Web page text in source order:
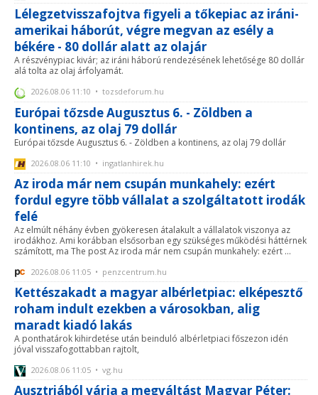
Lélegzetvisszafojtva figyeli a tőkepiac az iráni-
amerikai háborút, végre megvan az esély a
békére - 80 dollár alatt az olajár
A részvénypiac kivár; az iráni háború rendezésének lehetősége 80 dollár
alá tolta az olaj árfolyamát.
2026.08.06 11:10 • tozsdeforum.hu
Európai tőzsde Augusztus 6. - Zöldben a
kontinens, az olaj 79 dollár
Európai tőzsde Augusztus 6. - Zöldben a kontinens, az olaj 79 dollár
2026.08.06 11:10 • ingatlanhirek.hu
Az iroda már nem csupán munkahely: ezért
fordul egyre több vállalat a szolgáltatott irodák
felé
Az elmúlt néhány évben gyökeresen átalakult a vállalatok viszonya az
irodákhoz. Ami korábban elsősorban egy szükséges működési háttérnek
számított, ma The post Az iroda már nem csupán munkahely: ezért ...
2026.08.06 11:05 • penzcentrum.hu
Kettészakadt a magyar albérletpiac: elképesztő
roham indult ezekben a városokban, alig
maradt kiadó lakás
A ponthatárok kihirdetése után beinduló albérletpiaci főszezon idén
jóval visszafogottabban rajtolt,
2026.08.06 11:05 • vg.hu
Ausztriából várja a megváltást Magyar Péter: